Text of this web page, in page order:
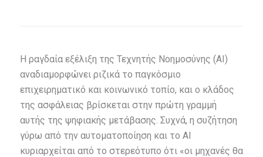
Η ραγδαία εξέλιξη της Τεχνητής Νοημοσύνης (AI)
αναδιαμορφώνει ριζικά το παγκόσμιο
επιχειρηματικό και κοινωνικό τοπίο, και ο κλάδος
της ασφάλειας βρίσκεται στην πρώτη γραμμή
αυτής της ψηφιακής μετάβασης. Συχνά, η συζήτηση
γύρω από την αυτοματοποίηση και το AI
κυριαρχείται από το στερεότυπο ότι «οι μηχανές θα